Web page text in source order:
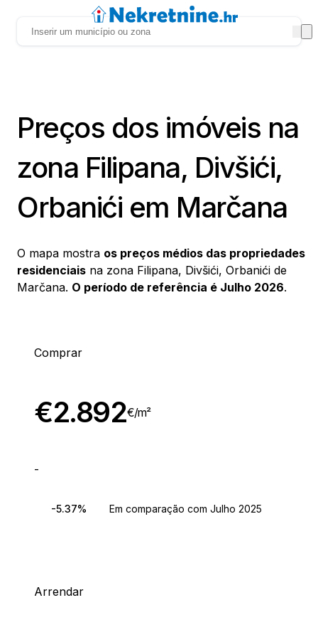
Preços dos imóveis na
zona Filipana, Divšići,
Orbanići em Marčana
O mapa mostra os preços médios das propriedades
residenciais na zona Filipana, Divšići, Orbanići de
Marčana. O período de referência é Julho 2026.
Comprar
€2.892€/m²
-
-5.37% Em comparação com Julho 2025
Arrendar